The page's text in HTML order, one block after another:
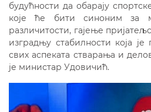
будућности да обарају
које ће бити синоним за
различитости, гајење
изградњу стабилности која
свих аспеката стварања и
је министар Удовичић.